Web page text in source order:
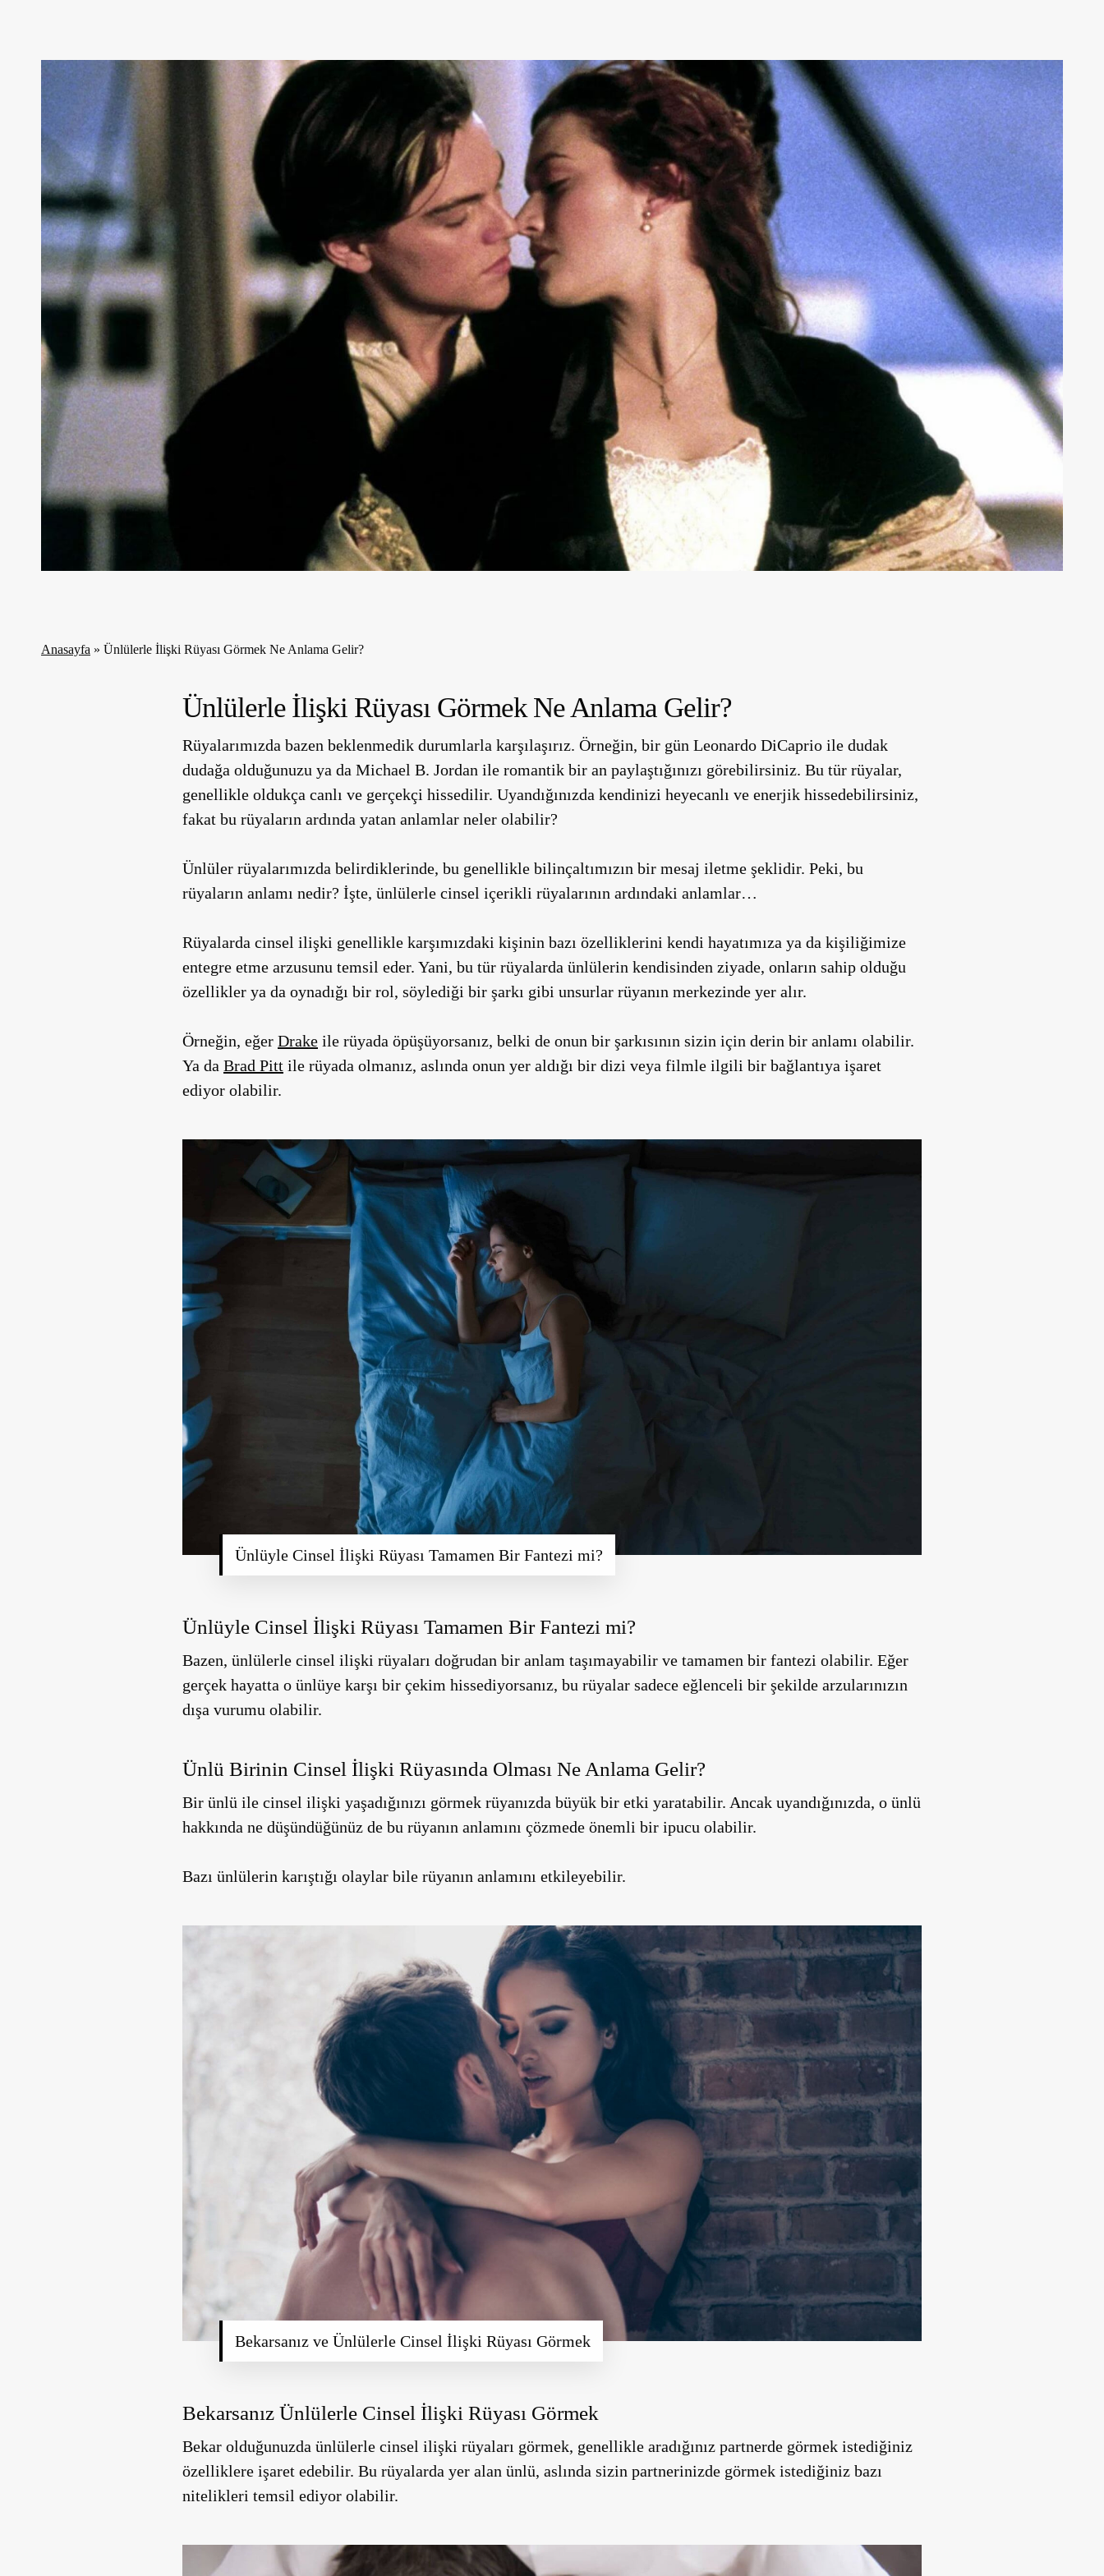
Anasayfa » Ünlülerle İlişki Rüyası Görmek Ne Anlama Gelir?
Ünlülerle İlişki Rüyası Görmek Ne Anlama Gelir?
Rüyalarımızda bazen beklenmedik durumlarla karşılaşırız. Örneğin, bir gün Leonardo DiCaprio ile dudak
dudağa olduğunuzu ya da Michael B. Jordan ile romantik bir an paylaştığınızı görebilirsiniz. Bu tür rüyalar,
genellikle oldukça canlı ve gerçekçi hissedilir. Uyandığınızda kendinizi heyecanlı ve enerjik hissedebilirsiniz,
fakat bu rüyaların ardında yatan anlamlar neler olabilir?
Ünlüler rüyalarımızda belirdiklerinde, bu genellikle bilinçaltımızın bir mesaj iletme şeklidir. Peki, bu
rüyaların anlamı nedir? İşte, ünlülerle cinsel içerikli rüyalarının ardındaki anlamlar…
Rüyalarda cinsel ilişki genellikle karşımızdaki kişinin bazı özelliklerini kendi hayatımıza ya da kişiliğimize
entegre etme arzusunu temsil eder. Yani, bu tür rüyalarda ünlülerin kendisinden ziyade, onların sahip olduğu
özellikler ya da oynadığı bir rol, söylediği bir şarkı gibi unsurlar rüyanın merkezinde yer alır.
Örneğin, eğer Drake ile rüyada öpüşüyorsanız, belki de onun bir şarkısının sizin için derin bir anlamı olabilir.
Ya da Brad Pitt ile rüyada olmanız, aslında onun yer aldığı bir dizi veya filmle ilgili bir bağlantıya işaret
ediyor olabilir.
Ünlüyle Cinsel İlişki Rüyası Tamamen Bir Fantezi mi?
Ünlüyle Cinsel İlişki Rüyası Tamamen Bir Fantezi mi?
Bazen, ünlülerle cinsel ilişki rüyaları doğrudan bir anlam taşımayabilir ve tamamen bir fantezi olabilir. Eğer
gerçek hayatta o ünlüye karşı bir çekim hissediyorsanız, bu rüyalar sadece eğlenceli bir şekilde arzularınızın
dışa vurumu olabilir.
Ünlü Birinin Cinsel İlişki Rüyasında Olması Ne Anlama Gelir?
Bir ünlü ile cinsel ilişki yaşadığınızı görmek rüyanızda büyük bir etki yaratabilir. Ancak uyandığınızda, o ünlü
hakkında ne düşündüğünüz de bu rüyanın anlamını çözmede önemli bir ipucu olabilir.
Bazı ünlülerin karıştığı olaylar bile rüyanın anlamını etkileyebilir.
Bekarsanız ve Ünlülerle Cinsel İlişki Rüyası Görmek
Bekarsanız Ünlülerle Cinsel İlişki Rüyası Görmek
Bekar olduğunuzda ünlülerle cinsel ilişki rüyaları görmek, genellikle aradığınız partnerde görmek istediğiniz
özelliklere işaret edebilir. Bu rüyalarda yer alan ünlü, aslında sizin partnerinizde görmek istediğiniz bazı
nitelikleri temsil ediyor olabilir.